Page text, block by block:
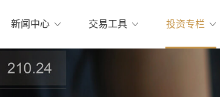
新闻中心 交易工具 投资专栏